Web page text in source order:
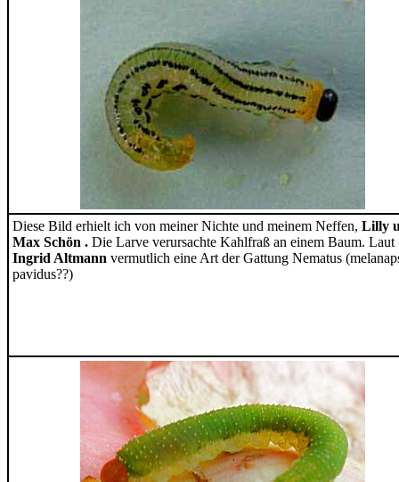
Diese Bild erhielt ich von meiner Nichte und meinem Neffen, Lilly
Max Schön . Die Larve verursachte Kahlfraß an einem Baum. Laut
Ingrid Altmann vermutlich eine Art der Gattung Nematus
pavidus??)